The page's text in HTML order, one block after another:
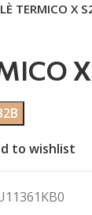
TERMICO X
to wishlist